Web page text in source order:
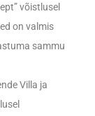
võistlusel
on valmis
sammu
Villa ja